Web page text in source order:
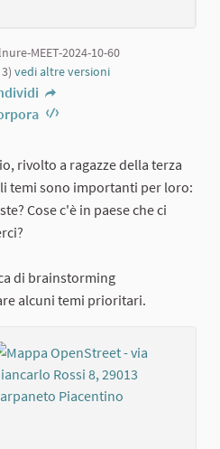
MEET-2024-10-60
vedi altre versioni
rivolto a ragazze della terza
temi sono importanti per loro:
Cose c'è in paese che ci
di brainstorming
alcuni temi prioritari.
esterno)